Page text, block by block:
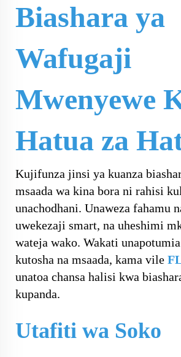
Biashara ya
Wafugaji
Mwenyewe
Hatua za
Kujifunza jinsi ya kuanza
msaada wa kina bora ni rahisi
unachodhani. Unaweza fahamu
uwekezaji smart, na uheshimi
wateja wako. Wakati
kutosha na msaada, kama vile
unatoa chansa halisi kwa
kupanda.
Utafiti wa Soko